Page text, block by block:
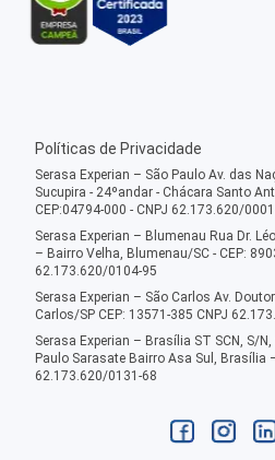
Políticas de Privacidade
Serasa Experian – São Paulo Av. das
Sucupira - 24ºandar - Chácara Santo
CEP:04794-000 - CNPJ 62.173.620/
Serasa Experian – Blumenau Rua Dr.
– Bairro Velha, Blumenau/SC - CEP:
62.173.620/0104-95
Serasa Experian – São Carlos Av.
Carlos/SP CEP: 13571-385 CNPJ
Serasa Experian – Brasília ST SCN, S/N,
Paulo Sarasate Bairro Asa Sul, Brasília
62.173.620/0131-68